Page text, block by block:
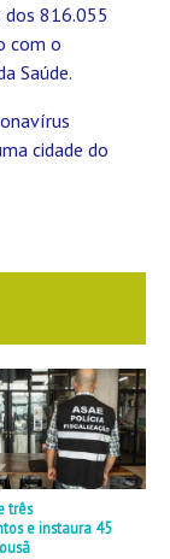
dos 816.055
com o
Saúde.
cidade do
três
e instaura 45